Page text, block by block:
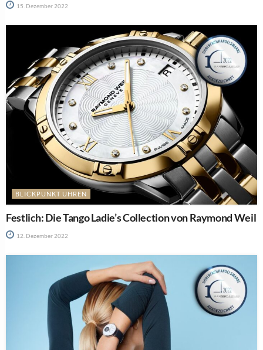
15. Dezember 2022
BLICKPUNKT UHREN
Festlich: Die Tango Ladie’s Collection von Raymond Weil
12. Dezember 2022